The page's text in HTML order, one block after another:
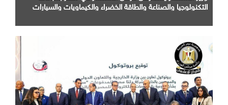
التكنولوجيا والصناعة والطاقة الخضراء والكيماويات والسيارات